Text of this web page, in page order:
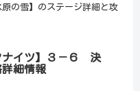
の雪】のステージ詳細と攻
ナイツ】３－６ 決
細情報